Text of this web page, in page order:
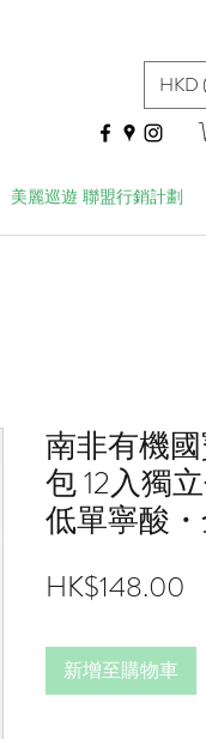
HKD
美麗巡遊 聯盟行銷計劃
南非有機
包 12入獨
低單寧酸
HK$148.00
新增至購物車